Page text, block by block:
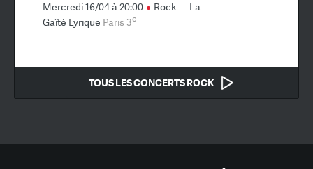
Mercredi 16/04 à 20:00 Rock – La
Gaîté Lyrique Paris 3e
TOUS LES CONCERTS ROCK